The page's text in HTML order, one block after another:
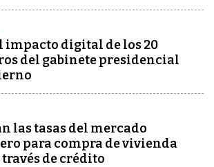
impacto digital de los 20
del gabinete presidencial
las tasas del mercado
para compra de vivienda
través de crédito